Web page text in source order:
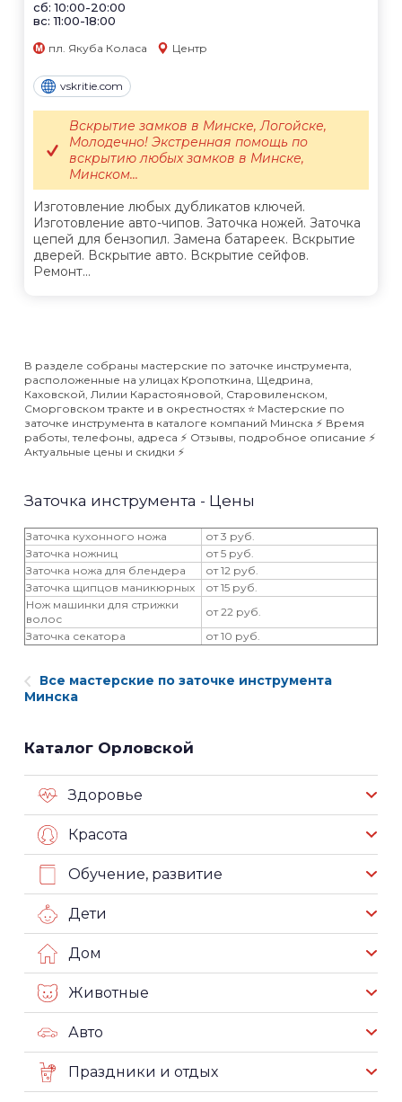
сб: 10:00-20:00
вс: 11:00-18:00
пл. Якуба Коласа Центр
vskritie.com
Изготовление любых дубликатов ключей.
Изготовление авто-чипов. Заточка ножей. Заточка
цепей для бензопил. Замена батареек. Вскрытие
дверей. Вскрытие авто. Вскрытие сейфов.
Ремонт...
Вскрытие замков в Минске, Логойске,
Молодечно! Экстренная помощь по
вскрытию любых замков в Минске,
Минском...
В разделе собраны мастерские по заточке инструмента,
расположенные на улицах Кропоткина, Щедрина,
Каховской, Лилии Карастояновой, Старовиленском,
Сморговском тракте и в окрестностях ⭐️ Мастерские по
заточке инструмента в каталоге компаний Минска ⚡️ Время
работы, телефоны, адреса ⚡️ Отзывы, подробное описание ⚡️
Актуальные цены и скидки ⚡️
Заточка инструмента - Цены
Заточка кухонного ножа
от 3 руб.
Заточка ножниц
от 5 руб.
Заточка ножа для блендера
от 12 руб.
Заточка щипцов маникюрных
от 15 руб.
Нож машинки для стрижки
волос
от 22 руб.
Заточка секатора
от 10 руб.
Все мастерские по заточке инструмента
Минска
Каталог Орловской
Здоровье
Красота
Обучение, развитие
Дети
Дом
Животные
Авто
Праздники и отдых